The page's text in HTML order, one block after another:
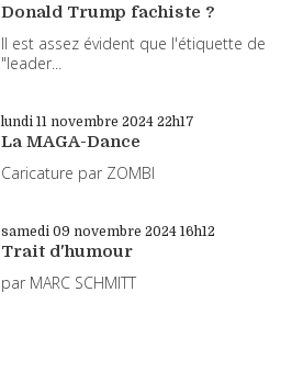
Donald Trump fachiste ?
Il est assez évident que l'étiquette de
"leader...
lundi 11 novembre 2024 22h17
La MAGA-Dance
Caricature par ZOMBI
samedi 09 novembre 2024 16h12
Trait d'humour
par MARC SCHMITT